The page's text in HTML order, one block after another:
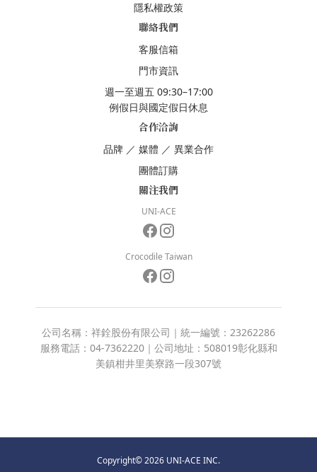
隱私權政策
聯絡我們
客服信箱
門市資訊
週一至週五 09:30–17:00
例假日與國定假日休息
合作洽詢
品牌 ／ 媒體 ／ 異業合作
團體訂購
關注我們
UNI-ACE
Crocodile Taiwan
公司名稱：祥銓股份有限公司｜統一編號：23262286
服務電話：04-7362220｜公司地址：508019彰化縣和
美鎮柑井里美寮路一段307號
Copyright© 2026 UNI-ACE INC.